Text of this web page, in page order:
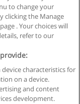
to change your
clicking the Manage
. Your choices will
refer to our
characteristics for
on a device.
and content
development.